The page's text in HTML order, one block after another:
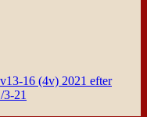
16 (4v) 2021 efter
21